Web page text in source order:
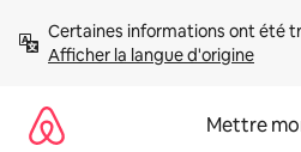
directement
Afficher la langue d'origine
Mettre